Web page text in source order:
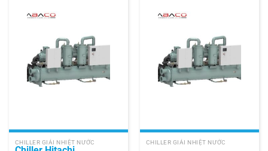
CHILLER GIẢI NHIỆT NƯỚC CHILLER GIẢI NHIỆT NƯỚC